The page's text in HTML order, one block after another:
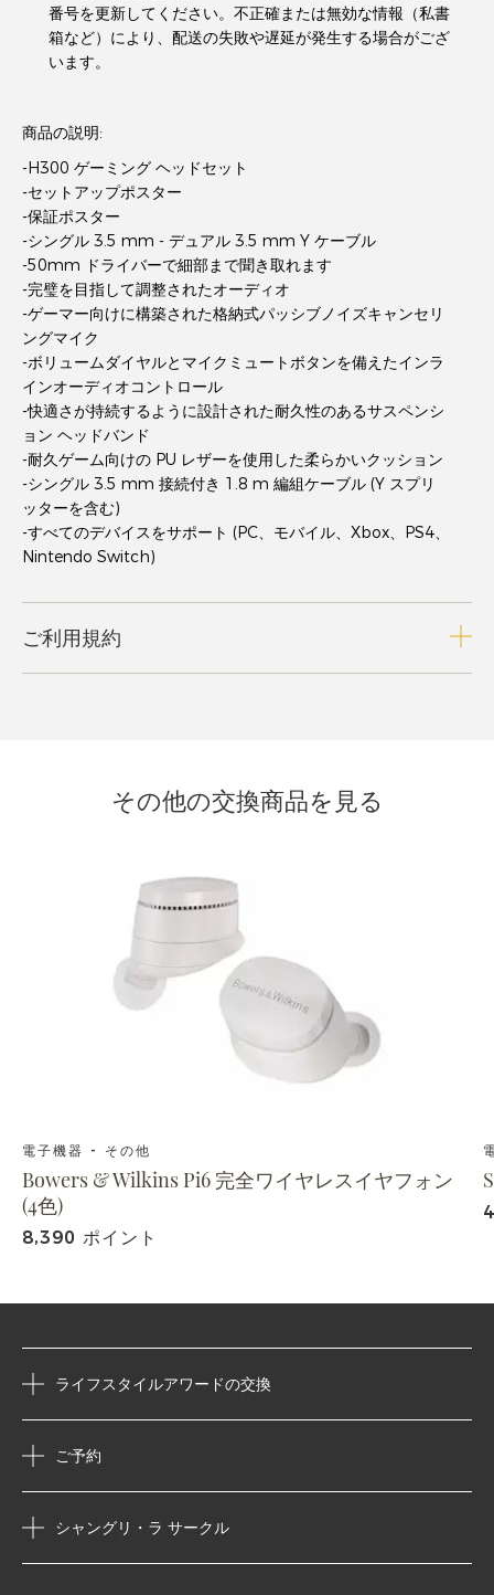
番号を更新してください。不正確または無効な情報（私書
箱など）により、配送の失敗や遅延が発生する場合がござ
います。
商品の説明:
-H300 ゲーミング ヘッドセット
-セットアップポスター
-保証ポスター
-シングル 3.5 mm - デュアル 3.5 mm Y ケーブル
-50mm ドライバーで細部まで聞き取れます
-完璧を目指して調整されたオーディオ
-ゲーマー向けに構築された格納式パッシブノイズキャンセリ
ングマイク
-ボリュームダイヤルとマイクミュートボタンを備えたインラ
インオーディオコントロール
-快適さが持続するように設計された耐久性のあるサスペンシ
ョン ヘッドバンド
-耐久ゲーム向けの PU レザーを使用した柔らかいクッション
-シングル 3.5 mm 接続付き 1.8 m 編組ケーブル (Y スプリ
ッターを含む)
-すべてのデバイスをサポート (PC、モバイル、Xbox、PS4、
Nintendo Switch)
ご利用規約
その他の交換商品を見る
電子機器 - その他
Bowers & Wilkins Pi6 完全ワイヤレスイヤフォン
(4色)
8,390 ポイント
ライフスタイルアワードの交換
ご予約
シャングリ・ラ サークル